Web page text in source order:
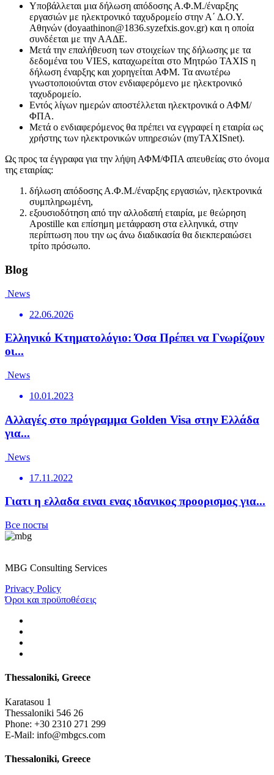
Υποβάλλεται μια δήλωση απόδοσης Α.Φ.Μ./έναρξης
εργασιών με ηλεκτρονικό ταχυδρομείο στην Α΄ Δ.Ο.Υ.
Αθηνών (doyaathinon@1836.syzefxis.gov.gr) και η οποία
συνδέεται με την ΑΑΔΕ.
Μετά την επαλήθευση των στοιχείων της δήλωσης με τα
δεδομένα του VIES, καταχωρείται στο Μητρώο TAXIS η
δήλωση έναρξης και χορηγείται ΑΦΜ. Τα ανωτέρω
γνωστοποιούνται στον ενδιαφερόμενο με ηλεκτρονικό
ταχυδρομείο.
Εντός λίγων ημερών αποστέλλεται ηλεκτρονικά ο ΑΦΜ/
ΦΠΑ.
Μετά ο ενδιαφερόμενος θα πρέπει να εγγραφεί η εταιρία ως
χρήστης των ηλεκτρονικών υπηρεσιών (myTAXISnet).
Ως προς τα έγγραφα για την λήψη ΑΦΜ/ΦΠΑ απευθείας στο όνομα
της εταιρίας:
δήλωση απόδοσης Α.Φ.Μ./έναρξης εργασιών, ηλεκτρονικά
συμπληρωμένη,
εξουσιοδότηση από την αλλοδαπή εταιρία, με θεώρηση
Apostille και επίσημη μετάφραση στα ελληνικά, στην
περίπτωση που την ως άνω διαδικασία θα διεκπεραιώσει
τρίτο πρόσωπο.
Blog
News
22.06.2026
Ελληνικό Κτηματολόγιο: Όσα Πρέπει να Γνωρίζουν
οι...
News
10.01.2023
Αλλαγές στο πρόγραμμα Golden Visa στην Ελλάδα
για...
News
17.11.2022
Γιατι η ελλαδα ειναι ενας ιδανικος προορισμος για...
Все посты
MBG Consulting Services
Privacy Policy
Όροι και προϋποθέσεις
Thessaloniki, Greece
Karatasou 1
Thessaloniki 546 26
Phone: +30 2310 271 299
E-Mail: info@mbgcs.com
Thessaloniki, Greece